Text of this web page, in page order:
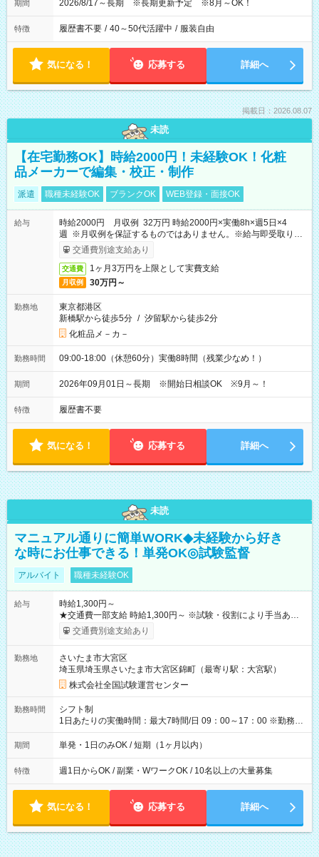
期間 2026/8/17～長期 ※長期更新予定 ※8月～OK！
特徴 履歴書不要 / 40～50代活躍中 / 服装自由
気になる！ 応募する 詳細へ
掲載日：2026.08.07
未読
【在宅勤務OK】時給2000円！未経験OK！化粧
品メーカーで編集・校正・制作
派遣 職種未経験OK ブランクOK WEB登録・面接OK
給与
時給2000円 月収例 32万円 時給2000円×実働8h×週5日×4
週 ※月収例を保証するものではありません。※給与即受取りサ
ービス利用可（利用条件有）
交通費別途支給あり
交通費 1ヶ月3万円を上限として実費支給
月収例 30万円～
勤務地
東京都港区
新橋駅から徒歩5分 / 汐留駅から徒歩2分
化粧品メ－カ－
勤務時間 09:00-18:00（休憩60分）実働8時間（残業少なめ！）
期間 2026年09月01日～長期 ※開始日相談OK ※9月～！
特徴 履歴書不要
気になる！ 応募する 詳細へ
未読
マニュアル通りに簡単WORK◆未経験から好き
な時にお仕事できる！単発OK◎試験監督
アルバイト 職種未経験OK
給与
時給1,300円～
★交通費一部支給 時給1,300円～ ※試験・役割により手当あり
※勤務回数により昇給あり 【即給（前払い）オプションあ
り！】 希望される場合、勤務から1週間ほどで給与の一部を受け
例】 ・河合塾模擬試験 8:30～17:30（休憩1時間） 時給1,300円
×8時間＝日収10,400円＋交通費 ※当日の役割により時給＋100
円の場合あり ・国家試験 7:00～13:30（休憩なし） 時給1,300
円（役割手当＋100円）×6時間＝日収8,400円＋交通費 【試用期
間】試用期間なし
交通費別途支給あり
勤務地
さいたま市大宮区
埼玉県埼玉県さいたま市大宮区錦町（最寄り駅：大宮駅）
株式会社全国試験運営センター
勤務時間
シフト制
1日あたりの実働時間：最大7時間/日 09：00～17：00 ※勤務時
間は 試験により異なります。
期間 単発・1日のみOK / 短期（1ヶ月以内）
特徴 週1日からOK / 副業・WワークOK / 10名以上の大量募集
気になる！ 応募する 詳細へ